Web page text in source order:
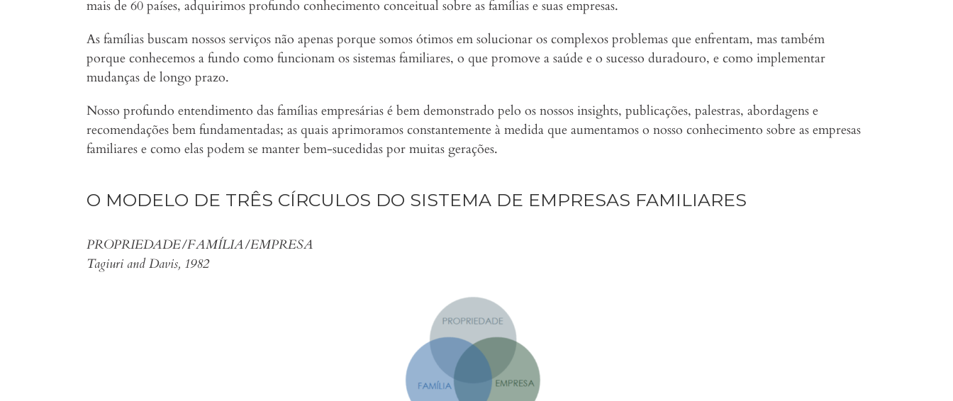
mais de 60 países, adquirimos profundo conhecimento conceitual sobre as famílias e suas empresas.
As famílias buscam nossos serviços não apenas porque somos ótimos em solucionar os complexos problemas que enfrentam, mas também
porque conhecemos a fundo como funcionam os sistemas familiares, o que promove a saúde e o sucesso duradouro, e como implementar
mudanças de longo prazo.
Nosso profundo entendimento das famílias empresárias é bem demonstrado pelo os nossos insights, publicações, palestras, abordagens e
recomendações bem fundamentadas; as quais aprimoramos constantemente à medida que aumentamos o nosso conhecimento sobre as empresas
familiares e como elas podem se manter bem-sucedidas por muitas gerações.
O MODELO DE TRÊS CÍRCULOS DO SISTEMA DE EMPRESAS FAMILIARES
PROPRIEDADE/FAMÍLIA/EMPRESA
Tagiuri and Davis, 1982